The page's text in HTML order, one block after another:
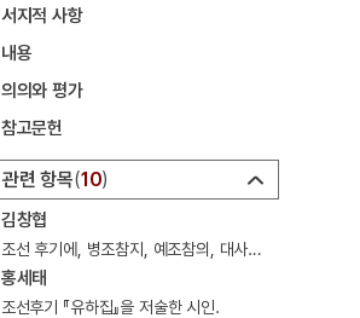
서울 보타사 마애보살 좌상
서지적 사항
내용
의의와 평가
참고문헌
관련 항목 10
김창협
조선 후기에, 병조참지, 예조참의, 대사간 등을 역임한 문신.
홍세태
조선후기 『유하집』을 저술한 시인.